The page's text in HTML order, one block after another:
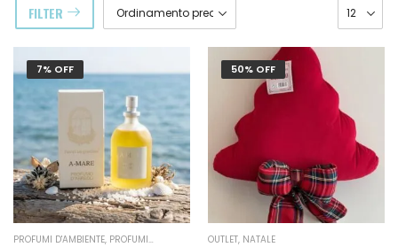
FILTER
7% OFF
PROFUMI D'AMBIENTE, PROFUMI D'AMBIENTE FIORIRA' UN GIARDINO
50% OFF
OUTLET, NATALE